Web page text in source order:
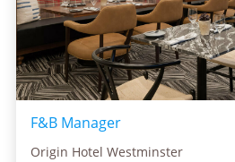
F&B Manager
Origin Hotel Westminster